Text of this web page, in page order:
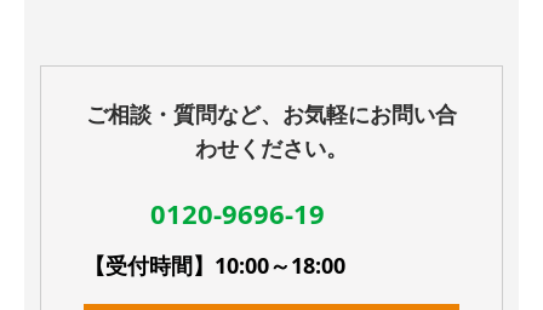
ご相談・質問など、お気軽にお問い合
わせください。
0120-9696-19
【受付時間】10:00～18:00